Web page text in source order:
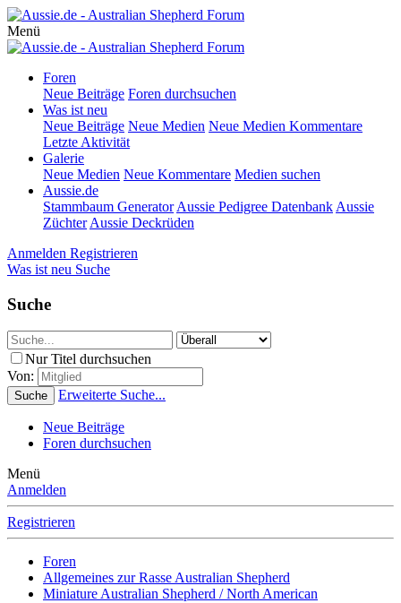
Menü
Foren
Neue Beiträge Foren durchsuchen
Was ist neu
Neue Beiträge Neue Medien Neue Medien Kommentare
Letzte Aktivität
Galerie
Neue Medien Neue Kommentare Medien suchen
Aussie.de
Stammbaum Generator Aussie Pedigree Datenbank Aussie
Züchter Aussie Deckrüden
Anmelden Registrieren
Was ist neu Suche
Suche
Nur Titel durchsuchen
Von:
Suche Erweiterte Suche...
Neue Beiträge
Foren durchsuchen
Menü
Anmelden
Registrieren
Foren
Allgemeines zur Rasse Australian Shepherd
Miniature Australian Shepherd / North American